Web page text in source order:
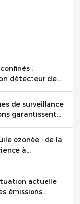
:
détecteur de
de surveillance
garantissent
ozonée : de la
à
actuelle
émissions